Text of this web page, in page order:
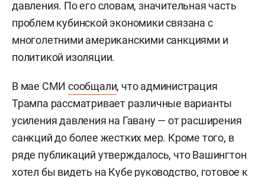
давления. По его словам, значительная часть
проблем кубинской экономики связана с
многолетними американскими санкциями и
политикой изоляции.
В мае СМИсообщали, что администрация
Трампа рассматривает различные варианты
усиления давления на Гавану — от расширения
санкций до более жестких мер. Кроме того, в
ряде публикаций утверждалось, что Вашингтон
хотел бы видеть на Кубе руководство, готовое к